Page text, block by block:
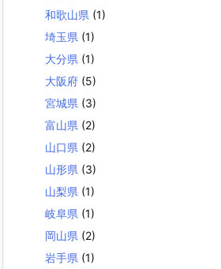
和歌山県 (1)
埼玉県 (1)
大分県 (1)
大阪府 (5)
宮城県 (3)
富山県 (2)
山口県 (2)
山形県 (3)
山梨県 (1)
岐阜県 (1)
岡山県 (2)
岩手県 (1)